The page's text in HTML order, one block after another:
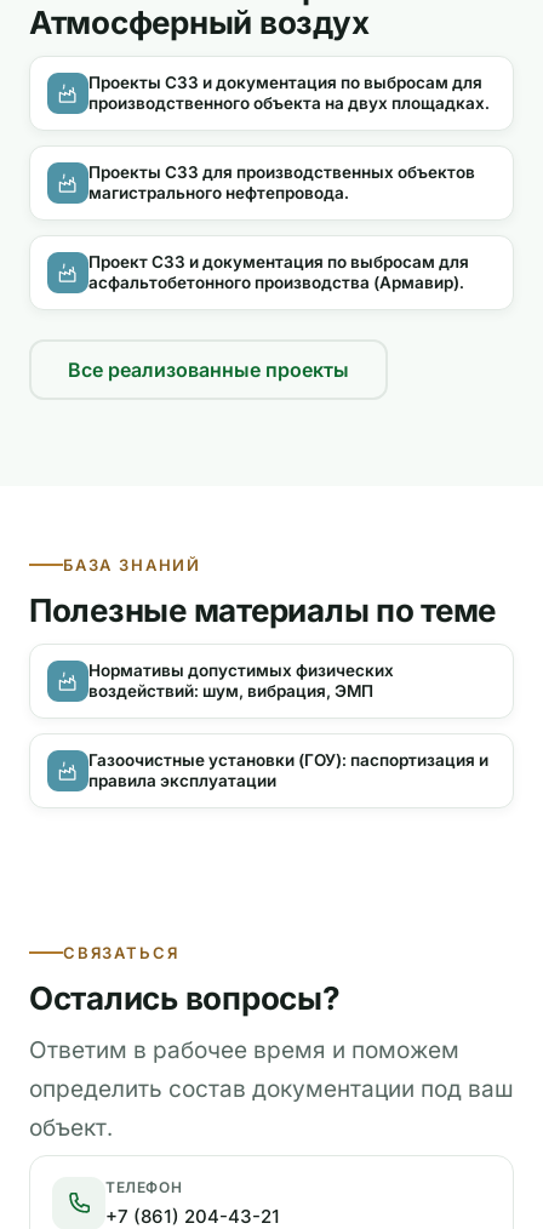
Атмосферный воздух
Проекты СЗЗ и документация по выбросам для
производственного объекта на двух площадках.
Проекты СЗЗ для производственных объектов
магистрального нефтепровода.
Проект СЗЗ и документация по выбросам для
асфальтобетонного производства (Армавир).
Все реализованные проекты
БАЗА ЗНАНИЙ
Полезные материалы по теме
Нормативы допустимых физических
воздействий: шум, вибрация, ЭМП
Газоочистные установки (ГОУ): паспортизация и
правила эксплуатации
СВЯЗАТЬСЯ
Остались вопросы?
Ответим в рабочее время и поможем
определить состав документации под ваш
объект.
ТЕЛЕФОН
+7 (861) 204-43-21